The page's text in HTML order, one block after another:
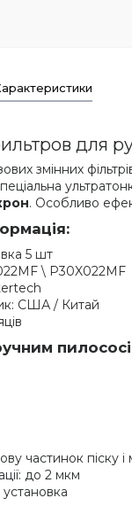
для
змінних
. Особливо
5 шт
\ P30X022MF
США / Китай
частинок піску і
до 2 мкм
установка